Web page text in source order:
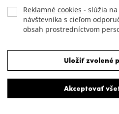
RIVER
Dvořákovo
811 02 Bratislava,
Reklamné cookies - slúžia
návštevníka s cieľom
obsah prostredníctvom
Uložiť zvolené
Akceptovať
Odmietnuť